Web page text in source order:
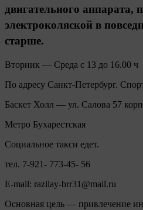
двигательного аппарата,
электроколяской в
старше.
Вторник — Среда с 13 до 16.00 ч
По адресу Санкт-Петербург.
Баскет Холл — ул. Салова 57
Метро Бухарестская
Социальное такси едет.
тел. 7-921- 773-45- 56
E-mail: razilay-brr31@mail.ru
Основная цель — привлечение